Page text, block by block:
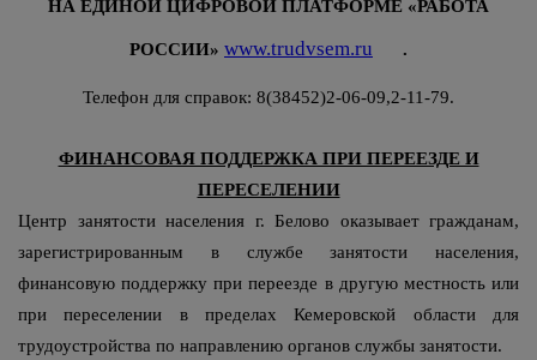
НА ЕДИНОЙ ЦИФРОВОЙ ПЛАТФОРМЕ «РАБОТА
РОССИИ» www.trudvsem.ru .
Телефон для справок: 8(38452)2-06-09,2-11-79.
ФИНАНСОВАЯ ПОДДЕРЖКА ПРИ ПЕРЕЕЗДЕ И
ПЕРЕСЕЛЕНИИ
Центр занятости населения г. Белово оказывает гражданам,
зарегистрированным в службе занятости населения,
финансовую поддержку при переезде в другую местность или
при переселении в пределах Кемеровской области для
трудоустройства по направлению органов службы занятости.